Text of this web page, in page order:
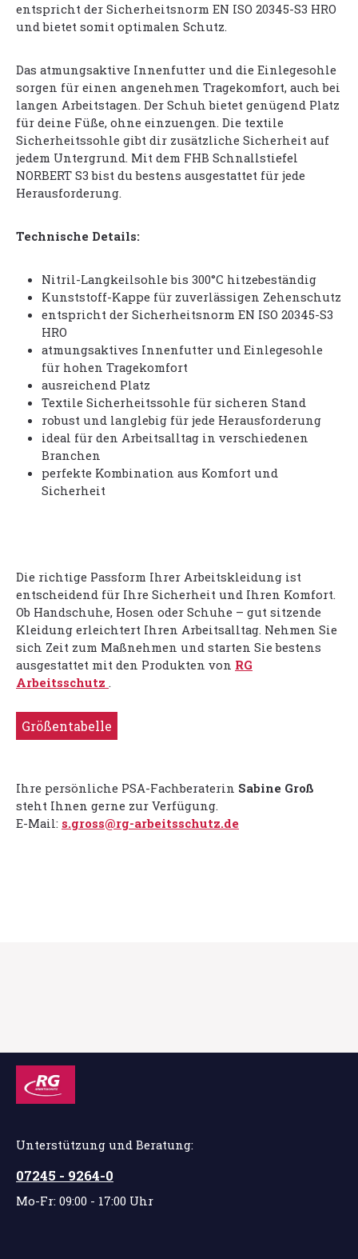
entspricht der Sicherheitsnorm EN ISO 20345-S3 HRO
und bietet somit optimalen Schutz.
Das atmungsaktive Innenfutter und die Einlegesohle
sorgen für einen angenehmen Tragekomfort, auch bei
langen Arbeitstagen. Der Schuh bietet genügend Platz
für deine Füße, ohne einzuengen. Die textile
Sicherheitssohle gibt dir zusätzliche Sicherheit auf
jedem Untergrund. Mit dem FHB Schnallstiefel
NORBERT S3 bist du bestens ausgestattet für jede
Herausforderung.
Technische Details:
Nitril-Langkeilsohle bis 300°C hitzebeständig
Kunststoff-Kappe für zuverlässigen Zehenschutz
entspricht der Sicherheitsnorm EN ISO 20345-S3
HRO
atmungsaktives Innenfutter und Einlegesohle
für hohen Tragekomfort
ausreichend Platz
Textile Sicherheitssohle für sicheren Stand
robust und langlebig für jede Herausforderung
ideal für den Arbeitsalltag in verschiedenen
Branchen
perfekte Kombination aus Komfort und
Sicherheit
Die richtige Passform Ihrer Arbeitskleidung ist
entscheidend für Ihre Sicherheit und Ihren Komfort.
Ob Handschuhe, Hosen oder Schuhe – gut sitzende
Kleidung erleichtert Ihren Arbeitsalltag. Nehmen Sie
sich Zeit zum Maßnehmen und starten Sie bestens
ausgestattet mit den Produkten von RG
Arbeitsschutz .
Größentabelle
Ihre persönliche PSA-Fachberaterin Sabine Groß
steht Ihnen gerne zur Verfügung.
E-Mail: s.gross@rg-arbeitsschutz.de
Unterstützung und Beratung:
07245 - 9264-0
Mo-Fr: 09:00 - 17:00 Uhr